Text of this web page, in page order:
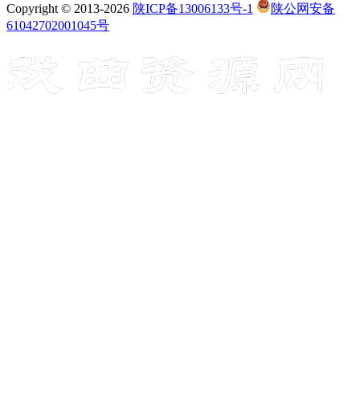
Copyright © 2013-2026 陕ICP备13006133号-1
陕公网安备
61042702001045号